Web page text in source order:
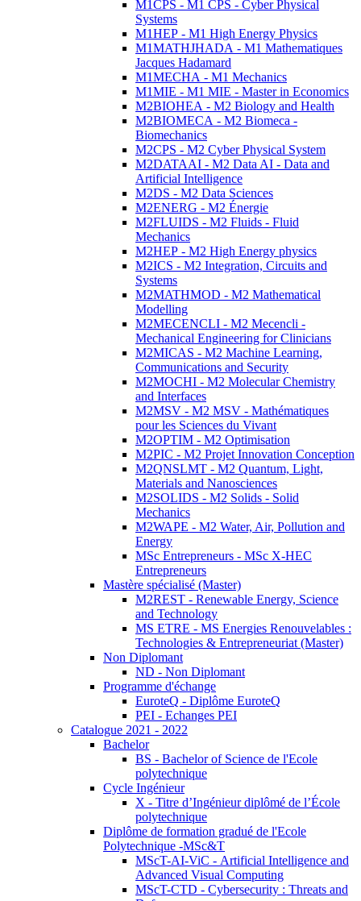
M1CPS - M1 CPS - Cyber Physical
Systems
M1HEP - M1 High Energy Physics
M1MATHJHADA - M1 Mathematiques
Jacques Hadamard
M1MECHA - M1 Mechanics
M1MIE - M1 MIE - Master in Economics
M2BIOHEA - M2 Biology and Health
M2BIOMECA - M2 Biomeca -
Biomechanics
M2CPS - M2 Cyber Physical System
M2DATAAI - M2 Data AI - Data and
Artificial Intelligence
M2DS - M2 Data Sciences
M2ENERG - M2 Énergie
M2FLUIDS - M2 Fluids - Fluid
Mechanics
M2HEP - M2 High Energy physics
M2ICS - M2 Integration, Circuits and
Systems
M2MATHMOD - M2 Mathematical
Modelling
M2MECENCLI - M2 Mecencli -
Mechanical Engineering for Clinicians
M2MICAS - M2 Machine Learning,
Communications and Security
M2MOCHI - M2 Molecular Chemistry
and Interfaces
M2MSV - M2 MSV - Mathématiques
pour les Sciences du Vivant
M2OPTIM - M2 Optimisation
M2PIC - M2 Projet Innovation Conception
M2QNSLMT - M2 Quantum, Light,
Materials and Nanosciences
M2SOLIDS - M2 Solids - Solid
Mechanics
M2WAPE - M2 Water, Air, Pollution and
Energy
MSc Entrepreneurs - MSc X-HEC
Entrepreneurs
Mastère spécialisé (Master)
M2REST - Renewable Energy, Science
and Technology
MS ETRE - MS Energies Renouvelables :
Technologies & Entrepreneuriat (Master)
Non Diplomant
ND - Non Diplomant
Programme d'échange
EuroteQ - Diplôme EuroteQ
PEI - Echanges PEI
Catalogue 2021 - 2022
Bachelor
BS - Bachelor of Science de l'Ecole
polytechnique
Cycle Ingénieur
X - Titre d’Ingénieur diplômé de l’École
polytechnique
Diplôme de formation gradué de l'Ecole
Polytechnique -MSc&T
MScT-AI-ViC - Artificial Intelligence and
Advanced Visual Computing
MScT-CTD - Cybersecurity : Threats and